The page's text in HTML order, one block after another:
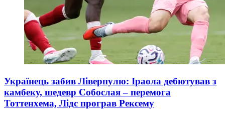
Українець забив Ліверпулю: Іраола дебютував з
камбеку, шедевр Собослая – перемога
Тоттенхема, Лідс програв Рексему